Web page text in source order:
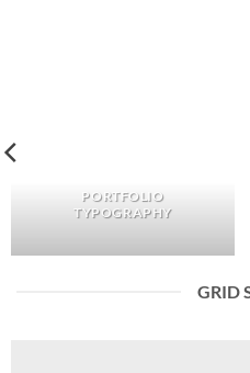
PORTFOLIO
TYPOGRAPHY
GRID